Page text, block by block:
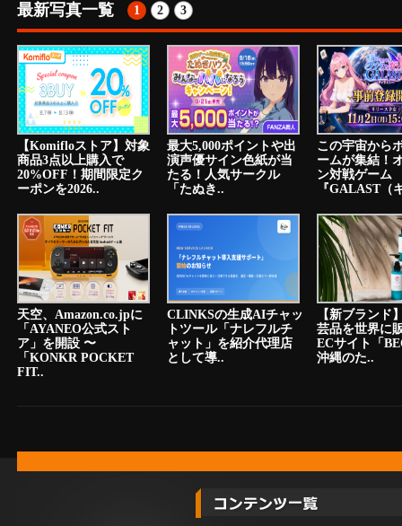
最新写真一覧 1 2 3
【Komifloストア】対象
商品3点以上購入で
20%OFF！期間限定ク
ーポンを2026..
最大5,000ポイントや出
演声優サイン色紙が当
たる！人気サークル
「たぬき..
この宇宙から
ームが集結！
ン対戦ゲーム
『GALAST（
天空、Amazon.co.jpに
「AYANEO公式スト
ア」を開設 〜
「KONKR POCKET
FIT..
CLINKSの生成AIチャッ
トツール「ナレフルチ
ャット」を紹介代理店
として導..
【新ブランド
芸品を世界に
ECサイト「
沖縄のた..